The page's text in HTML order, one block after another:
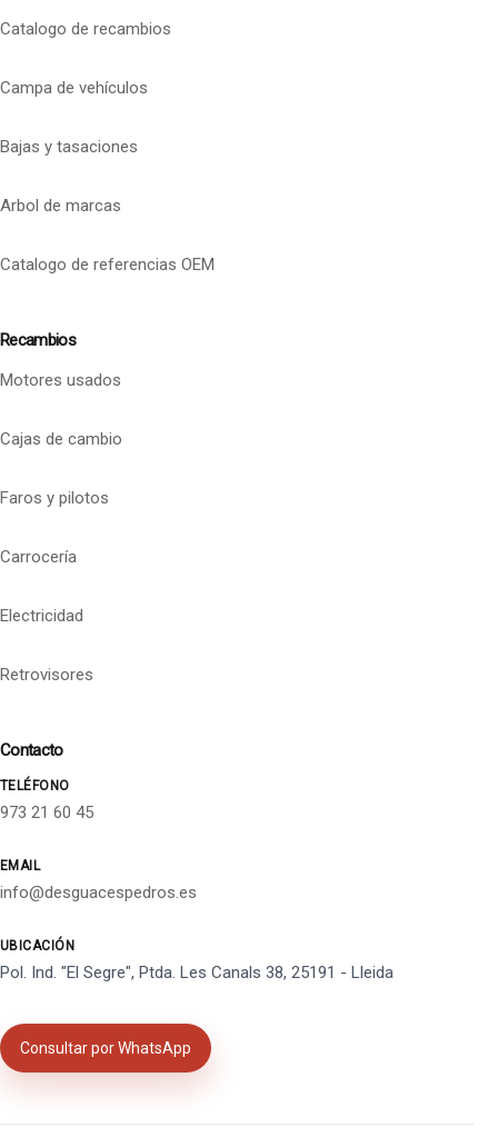
Catalogo de recambios
Campa de vehículos
Bajas y tasaciones
Arbol de marcas
Catalogo de referencias OEM
Recambios
Motores usados
Cajas de cambio
Faros y pilotos
Carrocería
Electricidad
Retrovisores
Contacto
TELÉFONO
973 21 60 45
EMAIL
info@desguacespedros.es
UBICACIÓN
Pol. Ind. "El Segre", Ptda. Les Canals 38, 25191 - Lleida
Consultar por WhatsApp